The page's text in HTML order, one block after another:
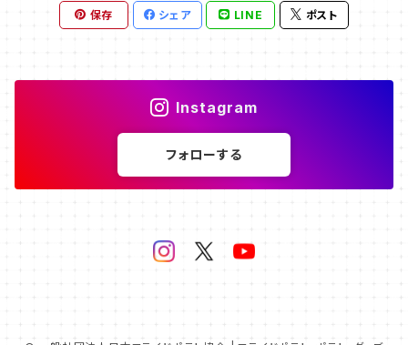
保存 シェア LINE ポスト
Instagram
フォローする